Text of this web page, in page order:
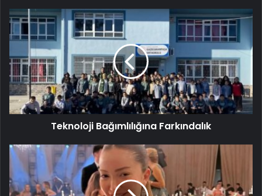
Teknoloji Bağımlılığına Farkındalık